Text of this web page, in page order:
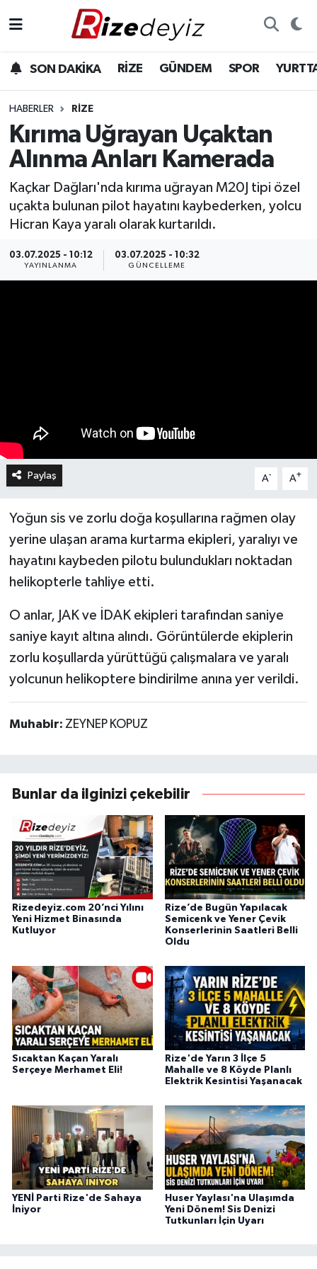
SON DAKİKA RİZE GÜNDEM SPOR
HABERLER RIZE
Kırıma Uğrayan Uçaktan
Alınma Anları Kamerada
Kaçkar Dağları'nda kırıma uğrayan M20J tipi özel
uçakta bulunan pilot hayatını kaybederken, yolcu
Hicran Kaya yaralı olarak kurtarıldı.
03.07.2025 - 10:12
YAYINLANMA
03.07.2025 - 10:32
GÜNCELLEME
Paylaş A- A+
Yoğun sis ve zorlu doğa koşullarına rağmen olay
yerine ulaşan arama kurtarma ekipleri, yaralıyı ve
hayatını kaybeden pilotu bulundukları noktadan
helikopterle tahliye etti.
O anlar, JAK ve İDAK ekipleri tarafından saniye
saniye kayıt altına alındı. Görüntülerde ekiplerin
zorlu koşullarda yürüttüğü çalışmalara ve yaralı
yolcunun helikoptere bindirilme anına yer verildi.
Muhabir: ZEYNEP KOPUZ
Bunlar da ilginizi çekebilir
Rizedeyiz.com 20’nci Yılını
Yeni Hizmet Binasında
Kutluyor
Rize’de Bugün Yapılacak
Semicenk ve Yener Çevik
Konserlerinin Saatleri Belli
Oldu
Sıcaktan Kaçan Yaralı
Serçeye Merhamet Eli!
Rize'de Yarın 3 İlçe 5
Mahalle ve 8 Köyde Planlı
Elektrik Kesintisi Yaşanacak
YENİ Parti Rize'de Sahaya
İniyor
Huser Yaylası'na Ulaşımda
Yeni Dönem! Sis Denizi
Tutkunları İçin Uyarı
Gündem
Yurttan Haberler
Ekonomi
Teknoloji
Sağlık
Rize Hava Durumu
Rize Trafik Yoğunluk Haritası
Süper Lig Puan Durumu ve Fikstür
Tüm Manşetler
Son Dakika Haberleri
Haber Arşivi